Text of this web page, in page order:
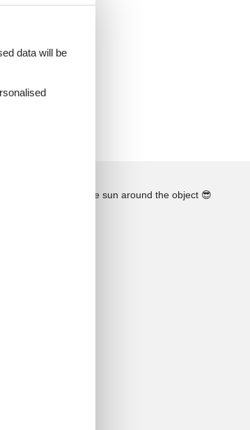
See the course of the sun around the object 😎
data will be